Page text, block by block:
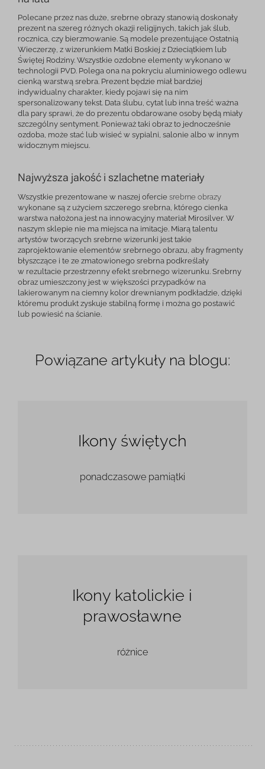
Polecane przez nas duże, srebrne obrazy stanowią doskonały
prezent na szereg różnych okazji religijnych, takich jak ślub,
rocznica, czy bierzmowanie. Są modele prezentujące Ostatnią
Wieczerzę, z wizerunkiem Matki Boskiej z Dzieciątkiem lub
Świętej Rodziny. Wszystkie ozdobne elementy wykonano w
technologii PVD. Polega ona na pokryciu aluminiowego odlewu
cienką warstwą srebra. Prezent będzie miał bardziej
indywidualny charakter, kiedy pojawi się na nim
spersonalizowany tekst. Data ślubu, cytat lub inna treść ważna
dla pary sprawi, że do prezentu obdarowane osoby będą miały
szczególny sentyment. Ponieważ taki obraz to jednocześnie
ozdoba, może stać lub wisieć w sypialni, salonie albo w innym
widocznym miejscu.
Najwyższa jakość i szlachetne materiały
Wszystkie prezentowane w naszej ofercie srebrne obrazy
wykonane są z użyciem szczerego srebrna, którego cienka
warstwa nałożona jest na innowacyjny materiał Mirosilver. W
naszym sklepie nie ma miejsca na imitacje. Miarą talentu
artystów tworzących srebrne wizerunki jest takie
zaprojektowanie elementów srebrnego obrazu, aby fragmenty
błyszczące i te ze zmatowionego srebrna podkreślały
w rezultacie przestrzenny efekt srebrnego wizerunku. Srebrny
obraz umieszczony jest w większości przypadków na
lakierowanym na ciemny kolor drewnianym podkładzie, dzięki
któremu produkt zyskuje stabilną formę i można go postawić
lub powiesić na ścianie.
Powiązane artykuły na blogu:
Ikony świętych
ponadczasowe pamiątki
Ikony katolickie i
prawosławne
różnice